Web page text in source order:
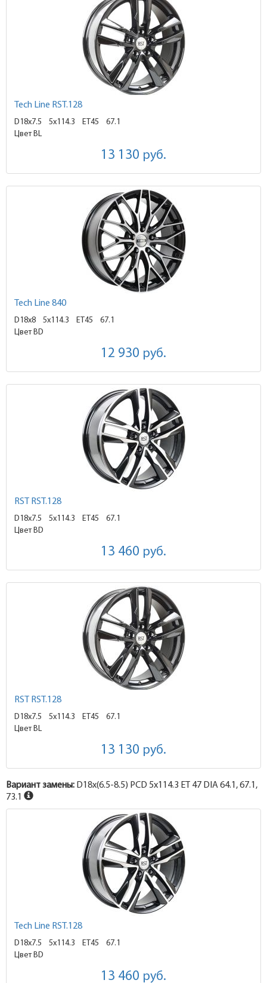
Tech Line RST.128
D18x7.5 5x114.3 ET45
67.1
Цвет BL
13 130 руб.
Tech Line 840
D18x8 5x114.3 ET45
67.1
Цвет BD
12 930 руб.
RST RST.128
D18x7.5 5x114.3 ET45
67.1
Цвет BD
13 460 руб.
RST RST.128
D18x7.5 5x114.3 ET45
67.1
Цвет BL
13 130 руб.
Вариант замены: D18x(6.5-8.5) PCD 5x114.3 ET 47 DIA 64.1, 67.1,
73.1
Tech Line RST.128
D18x7.5 5x114.3 ET45
67.1
Цвет BD
13 460 руб.